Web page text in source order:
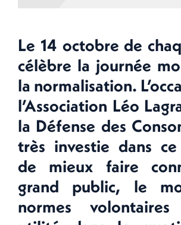
Le 14 octobre de
célèbre la journée
la normalisation.
l’Association Léo
la Défense des
très investie dans
de mieux faire
grand public, le
normes